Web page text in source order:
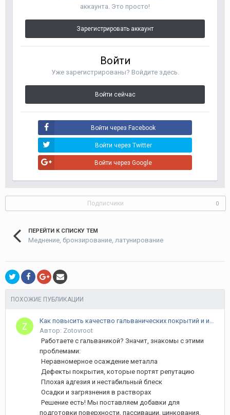
аккаунта. Это просто!
Зарегистрировать аккаунт
Войти
Уже зарегистрированы? Войдите здесь.
Войти сейчас
Войти через Facebook
Войти через Twitter
Войти через Google
Подписчики 0
ПЕРЕЙТИ К СПИСКУ ТЕМ
Меднение, бронзирование, латунирование
ПОХОЖИЕ ПУБЛИКАЦИИ
Как повысить качество гальванических покрытий и избавиться от брака?
Автор: Zotovroot
Работаете с гальваникой? Значит, знакомы с этими
проблемами:
Неравномерное осаждение металла
Дефекты покрытия, которые портят репутацию
Плохая адгезия и нестабильный блеск
Осадки и загрязнения в растворах
Решение есть! Мы поставляем добавки для
подготовки поверхности, пассивации, цинкования,